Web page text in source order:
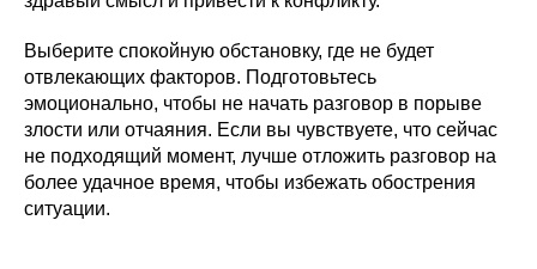
Выберите спокойную обстановку, где не будет
отвлекающих факторов. Подготовьтесь
эмоционально, чтобы не начать разговор в порыве
злости или отчаяния. Если вы чувствуете, что сейчас
не подходящий момент, лучше отложить разговор на
более удачное время, чтобы избежать обострения
ситуации.